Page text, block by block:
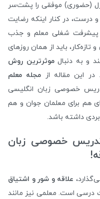
(حضوری) موفقی را پشت‌سر
درست، در کنار اینکه رضایت
پیشرفت شغلی معلم و جذب
باید از همان روزهای
و به دنبالموثرترین روش‌
در این مقاله از مجله معلم
خصوصی زبان انگلیسی
هم برای معلمان جوان و هم
داشته باشد.
خصوصی زبان
علاقه و شور و اشتیاق
درسی است. معلمی نیز مانند